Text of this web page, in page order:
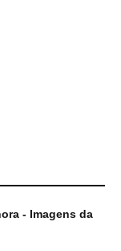
- Imagens da